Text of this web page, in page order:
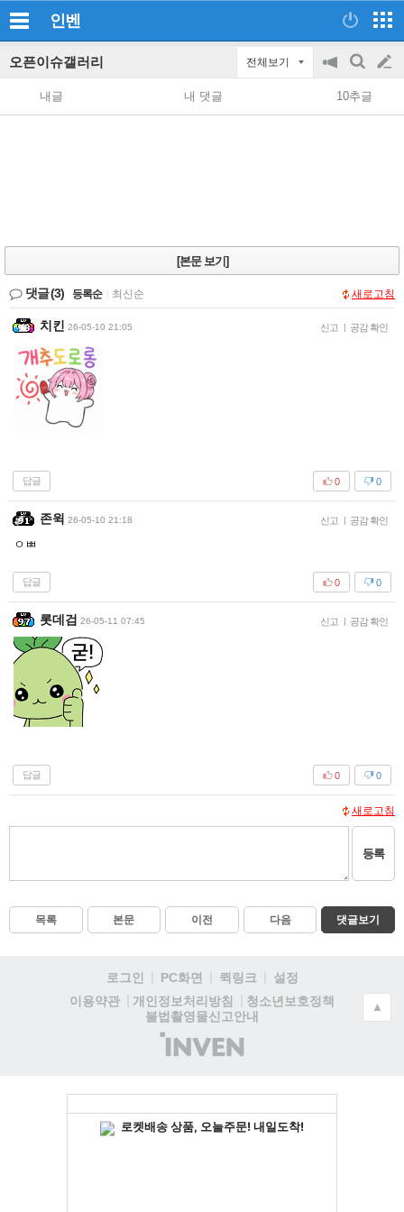
인벤
오픈이슈갤러리 전체보기
공
지
on/off
검
색
글
쓰
내글 내 댓글 10추글
[본문 보기]
댓글(3) 등록순 최신순 새로고침
치킨 26-05-10 21:05 신고 | 공감 확인
답글 0
0
존윅 26-05-10 21:18 신고 | 공감 확인
ㅇㅃ
답글 0
0
롯데검 26-05-11 07:45 신고 | 공감 확인
답글 0
0
새로고침
등록
목록 본문 이전 다음 댓글보기
로그인 PC화면 퀵링크
설정
이용약관
개인정보처리방침
청소년보호정책
불법촬영물신고안내
(주)
인
▲